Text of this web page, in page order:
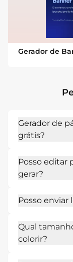
Gerador de
Gerador de
grátis?
gratuitos
páginas para
Posso editar
gerar?
do contorno,
imprimíveis
Posso enviar
referências
páginas para
Qual
colorir?